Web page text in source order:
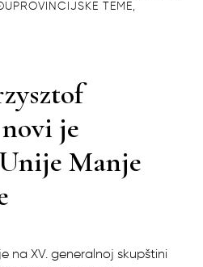
TEME,
je
Manje
na XV. generalnoj skupštini